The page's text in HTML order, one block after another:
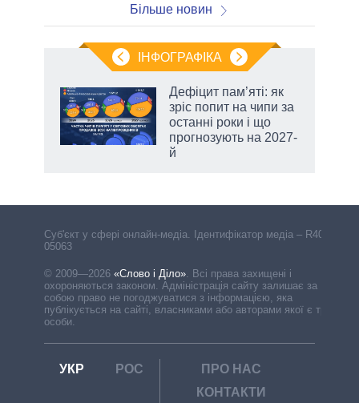
Більше новин
ІНФОГРАФІКА
Дефіцит пам’яті: як
зріс попит на чипи за
останні роки і що
прогнозують на 2027-
й
Cуб'єкт у сфері онлайн-медіа. Ідентифікатор медіа – R40-
05063
© 2009—2026 «Слово і Діло» Всі права захищені і
охороняються законом. Адміністрація сайту залишає за
собою право не погоджуватися з інформацією, яка
публікується на сайті, власниками або авторами якої є треті
особи.
УКР РОС
ПРО НАС
КОНТАКТИ